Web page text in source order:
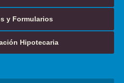
y Formularios
Hipotecaria